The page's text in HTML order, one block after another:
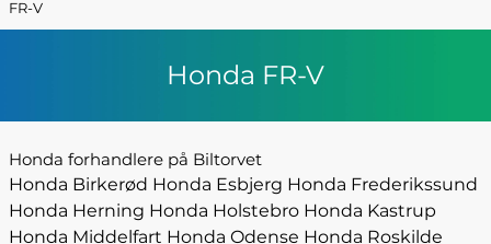
FR-V
Honda FR-V
Honda forhandlere på Biltorvet
Honda Birkerød Honda Esbjerg Honda Frederikssund
Honda Herning Honda Holstebro Honda Kastrup
Honda Middelfart Honda Odense Honda Roskilde